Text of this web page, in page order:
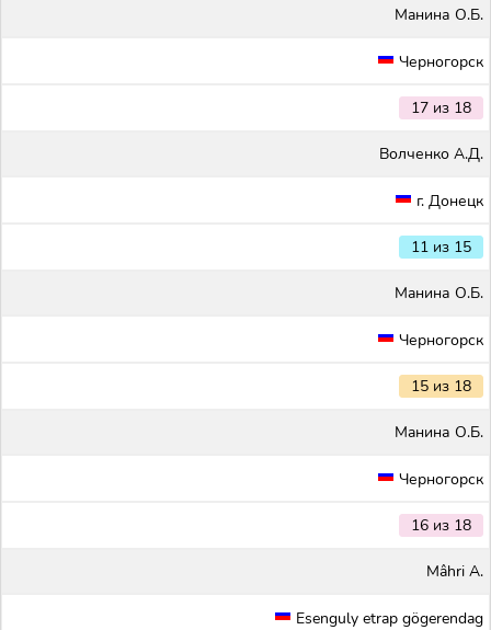
Maнина О.Б.
Черногорск
17 из 18
Волченко А.Д.
г. Донецк
11 из 15
Maнина О.Б.
Черногорск
15 из 18
Maнина О.Б.
Черногорск
16 из 18
Mâhri A.
Esenguly etrap gögerendag